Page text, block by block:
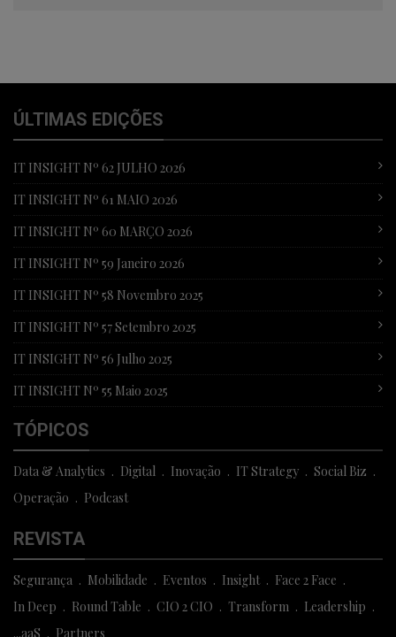
ÚLTIMAS EDIÇÕES
IT INSIGHT Nº 62 JULHO 2026
IT INSIGHT Nº 61 MAIO 2026
IT INSIGHT Nº 60 MARÇO 2026
IT INSIGHT Nº 59 Janeiro 2026
IT INSIGHT Nº 58 Novembro 2025
IT INSIGHT Nº 57 Setembro 2025
IT INSIGHT Nº 56 Julho 2025
IT INSIGHT Nº 55 Maio 2025
TÓPICOS
Data & Analytics Digital Inovação IT Strategy
Social Biz
Operação
Podcast
REVISTA
Segurança Mobilidade Eventos Insight
Face 2 Face
In Deep
Round Table CIO 2 CIO Transform
Leadership
...aaS
Partners